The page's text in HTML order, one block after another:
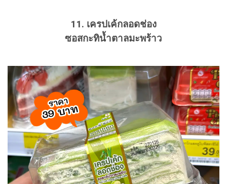
11. เครปเค้กลอดช่อง
ซอสกะทิน้ำตาลมะพร้าว